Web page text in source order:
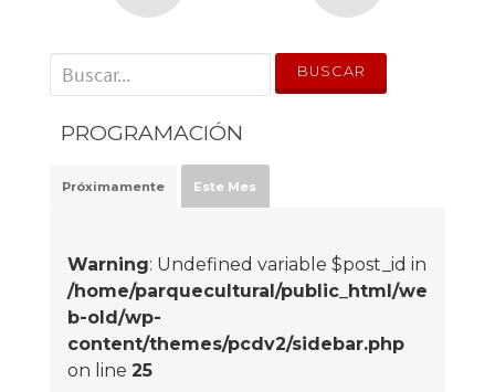
' . __('Search for:') . '
PROGRAMACIÓN
Próximamente Este Mes
Warning: Undefined variable $post_id in
/home/parquecultural/public_html/we
b-old/wp-
content/themes/pcdv2/sidebar.php
on line 25